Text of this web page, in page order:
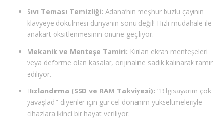
Sıvı Teması Temizliği: Adana’nın meşhur buzlu çayının
klavyeye dökülmesi dünyanın sonu değil! Hızlı müdahale ile
anakart oksitlenmesinin önüne geçiliyor.
Mekanik ve Menteşe Tamiri: Kırılan ekran menteşeleri
veya deforme olan kasalar, orijinaline sadık kalınarak tamir
ediliyor.
Hızlandırma (SSD ve RAM Takviyesi): “Bilgisayarım çok
yavaşladı” diyenler için güncel donanım yükseltmeleriyle
cihazlara ikinci bir hayat veriliyor.